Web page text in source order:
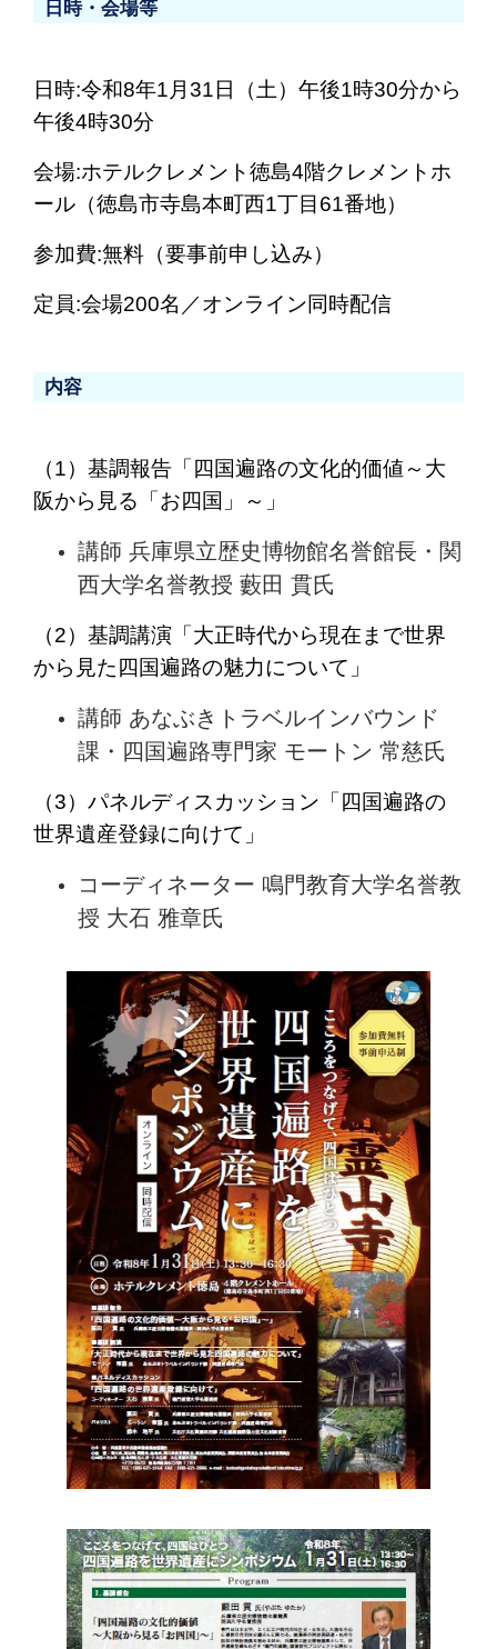
日時・会場等
日時:令和8年1月31日（土）午後1時30分から
午後4時30分
会場:ホテルクレメント徳島4階クレメントホ
ール（徳島市寺島本町西1丁目61番地）
参加費:無料（要事前申し込み）
定員:会場200名／オンライン同時配信
内容
（1）基調報告「四国遍路の文化的価値～大
阪から見る「お四国」～」
講師 兵庫県立歴史博物館名誉館長・関
西大学名誉教授 藪田 貫氏
（2）基調講演「大正時代から現在まで世界
から見た四国遍路の魅力について」
講師 あなぶきトラベルインバウンド
課・四国遍路専門家 モートン 常慈氏
（3）パネルディスカッション「四国遍路の
世界遺産登録に向けて」
コーディネーター 鳴門教育大学名誉教
授 大石 雅章氏